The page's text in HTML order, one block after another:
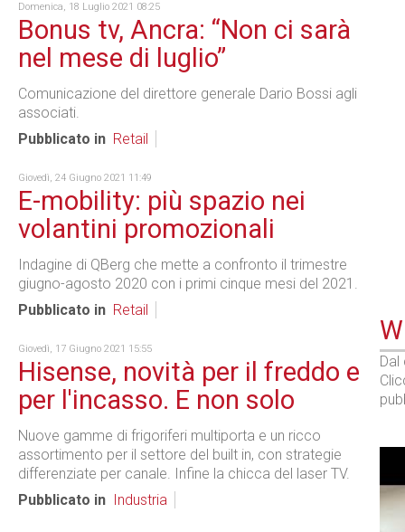
Domenica, 18 Luglio 2021 08:25
Bonus tv, Ancra: “Non ci sarà
nel mese di luglio”
Comunicazione del direttore generale Dario Bossi agli
associati.
Pubblicato in Retail
Giovedì, 24 Giugno 2021 11:49
E-mobility: più spazio nei
volantini promozionali
Indagine di QBerg che mette a confronto il trimestre
giugno-agosto 2020 con i primi cinque mesi del 2021.
Pubblicato in Retail
Giovedì, 17 Giugno 2021 15:55
Hisense, novità per il freddo e
per l'incasso. E non solo
Nuove gamme di frigoriferi multiporta e un ricco
assortimento per il settore del built in, con strategie
differenziate per canale. Infine la chicca del laser TV.
Pubblicato in
Industria